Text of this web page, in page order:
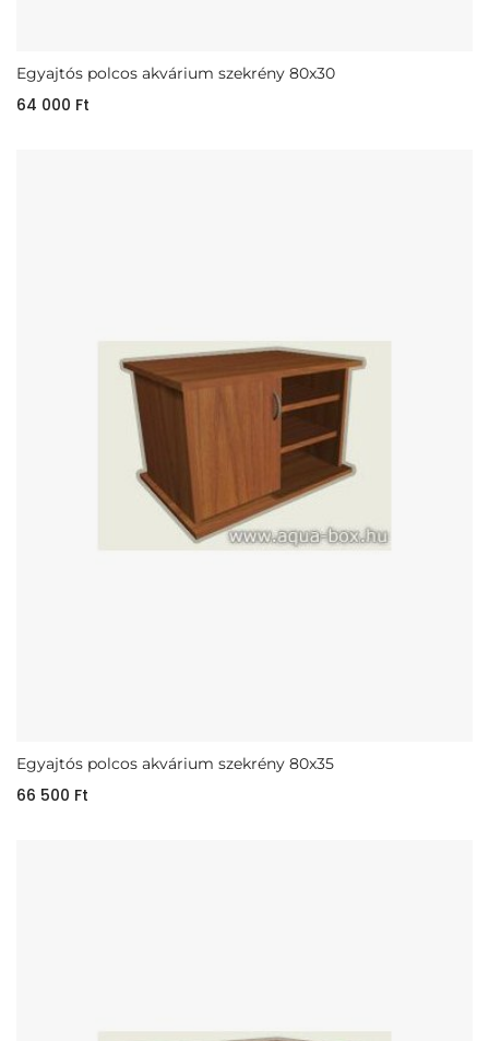
Egyajtós polcos akvárium szekrény 80x30
64 000 Ft
Egyajtós polcos akvárium szekrény 80x35
66 500 Ft